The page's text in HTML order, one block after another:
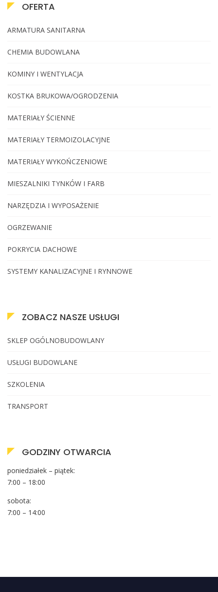
OFERTA
ARMATURA SANITARNA
CHEMIA BUDOWLANA
KOMINY I WENTYLACJA
KOSTKA BRUKOWA/OGRODZENIA
MATERIAŁY ŚCIENNE
MATERIAŁY TERMOIZOLACYJNE
MATERIAŁY WYKOŃCZENIOWE
MIESZALNIKI TYNKÓW I FARB
NARZĘDZIA I WYPOSAŻENIE
OGRZEWANIE
POKRYCIA DACHOWE
SYSTEMY KANALIZACYJNE I RYNNOWE
ZOBACZ NASZE USŁUGI
SKLEP OGÓLNOBUDOWLANY
USŁUGI BUDOWLANE
SZKOLENIA
TRANSPORT
GODZINY OTWARCIA
poniedziałek – piątek:
7:00 – 18:00
sobota:
7:00 – 14:00